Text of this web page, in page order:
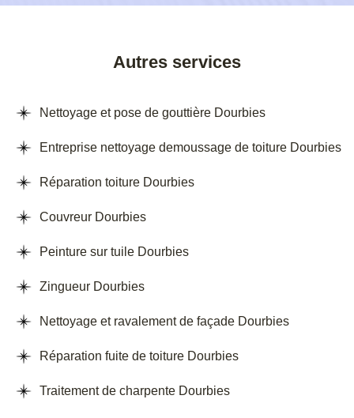
Autres services
Nettoyage et pose de gouttière Dourbies
Entreprise nettoyage demoussage de toiture Dourbies
Réparation toiture Dourbies
Couvreur Dourbies
Peinture sur tuile Dourbies
Zingueur Dourbies
Nettoyage et ravalement de façade Dourbies
Réparation fuite de toiture Dourbies
Traitement de charpente Dourbies